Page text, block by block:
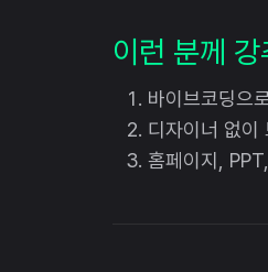
이런 분께
바이브코딩으
디자이너 없이
홈페이지,